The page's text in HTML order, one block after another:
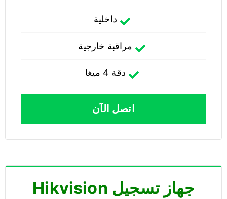
داخلية
مراقبة خارجية
دقة 4 ميغا
اتصل الآن
جهاز تسجيل Hikvision